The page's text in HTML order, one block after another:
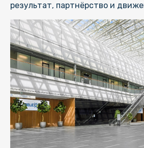
результат, партнёрство и